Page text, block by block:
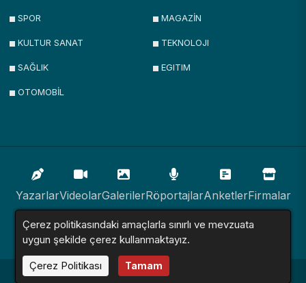
SPOR MAGAZİN
KULTUR SANAT TEKNOLOJI
SAĞLIK EGITIM
OTOMOBİL
YazarlarVideolarGalerilerRöportajlarAnketlerFirmalar
İlanlarResmi İlanlarSitemap
Haber Sitesi © 2016 - 2024. Tüm Hakları Saklıdır.
Çerez politikasındaki amaçlarla sınırlı ve mevzuata
uygun şekilde çerez kullanmaktayız.
Çerez Politikası
Tamam